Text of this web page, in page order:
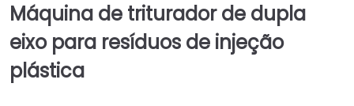
Máquina de triturador de dupla
eixo para resíduos de injeção
plástica